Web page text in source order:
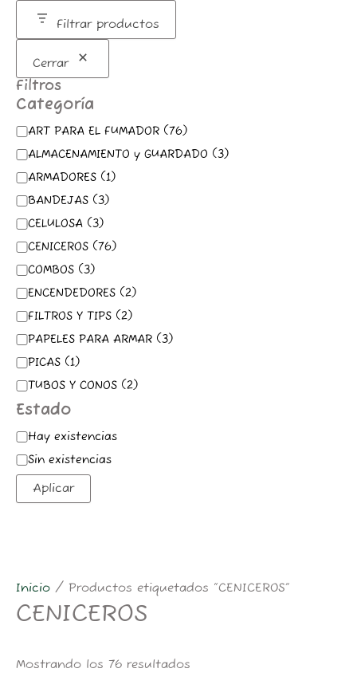
Filtrar productos
Cerrar
Filtros
Categoría
ART PARA EL FUMADOR (76)
ALMACENAMIENTO y GUARDADO (3)
ARMADORES (1)
BANDEJAS (3)
CELULOSA (3)
CENICEROS (76)
COMBOS (3)
ENCENDEDORES (2)
FILTROS Y TIPS (2)
PAPELES PARA ARMAR (3)
PICAS (1)
TUBOS Y CONOS (2)
Estado
Hay existencias
Sin existencias
Aplicar
Inicio / Productos etiquetados “CENICEROS”
CENICEROS
Mostrando los 76 resultados